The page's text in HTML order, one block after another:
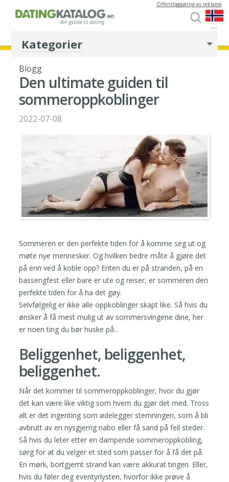
...
Offentliggjøring av reklame
Kategorier
Blogg
Den ultimate guiden til
sommeroppkoblinger
2022-07-08
Sommeren er den perfekte tiden for å komme seg ut og
møte nye mennesker. Og hvilken bedre måte å gjøre det
på enn ved å koble opp? Enten du er på stranden, på en
bassengfest eller bare er ute og reiser, er sommeren den
perfekte tiden for å ha det gøy.
Selvfølgelig er ikke alle oppkoblinger skapt like. Så hvis du
ønsker å få mest mulig ut av sommersvingene dine, her
er noen ting du bør huske på...
Beliggenhet, beliggenhet,
beliggenhet.
Når det kommer til sommeroppkoblinger, hvor du gjør
det kan være like viktig som hvem du gjør det med. Tross
alt er det ingenting som ødelegger stemningen, som å bli
avbrutt av en nysgjerrig nabo eller få sand på feil steder.
Så hvis du leter etter en dampende sommeroppkobling,
sørg for at du velger et sted som passer for å få det på.
En mørk, bortgjemt strand kan være akkurat tingen. Eller,
hvis du føler deg eventyrlysten, hvorfor ikke prøve å